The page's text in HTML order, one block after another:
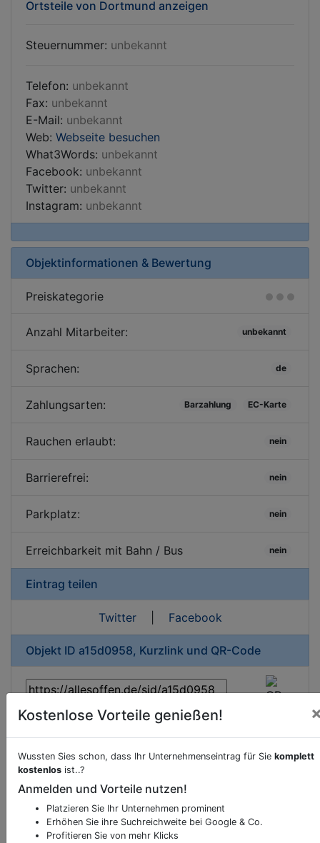
Ortsteile von Dortmund anzeigen
Steuernummer: unbekannt
Telefon: unbekannt
Fax: unbekannt
E-Mail: unbekannt
Web: Webseite besuchen
What3Words: unbekannt
Facebook: unbekannt
Twitter: unbekannt
Instagram: unbekannt
Objektinformationen & Bewertung
Preiskategorie
Anzahl Mitarbeiter: unbekannt
Sprachen: de
Zahlungsarten: Barzahlung EC-Karte
Rauchen erlaubt: nein
Barrierefrei: nein
Parkplatz: nein
Erreichbarkeit mit Bahn / Bus nein
Eintrag teilen
Twitter| Facebook
Objekt ID a15d0958, Kurzlink und QR-Code
Beschreibung & Services vonErotikhandel
Sie möchten eine Beschreibung, Dienstleistung
oder andere relevante Informationen hinzufügen?
Klicken Sie bittehierum uns zu kontaktieren.
Gerne erweitern wir Ihren Firmeneintrag um
Kostenlose Vorteile genießen!
Wussten Sies schon, dass Ihr Unternehmenseintrag für Sie komplett
kostenlos ist..?
Anmelden und Vorteile nutzen!
Platzieren Sie Ihr Unternehmen prominent
Erhöhen Sie ihre Suchreichweite bei Google & Co.
Profitieren Sie von mehr Klicks